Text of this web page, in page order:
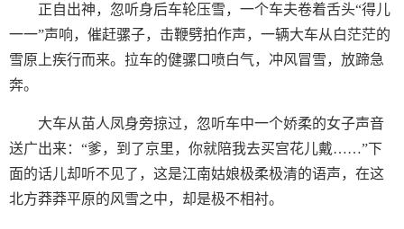
正自出神，忽听身后车轮压雪，一个车夫卷着舌头“得儿
一一”声响，催赶骡子，击鞭劈拍作声，一辆大车从白茫茫的
雪原上疾行而来。拉车的健骡口喷白气，冲风冒雪，放蹄急
奔。
大车从苗人凤身旁掠过，忽听车中一个娇柔的女子声音
送广出来：“爹，到了京里，你就陪我去买宫花儿戴……”下
面的话儿却听不见了，这是江南姑娘极柔极清的语声，在这
北方莽莽平原的风雪之中，却是极不相衬。